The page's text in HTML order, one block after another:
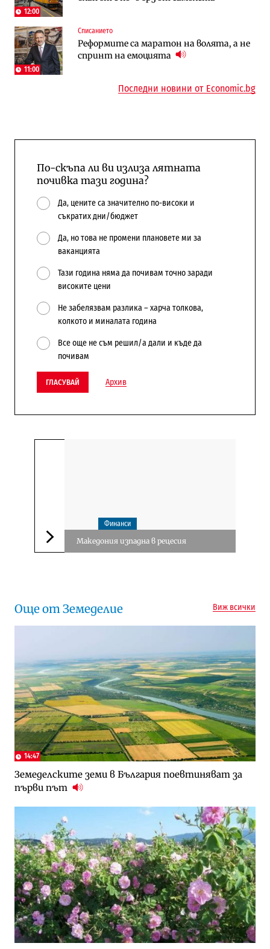
12:00
11:00
Списанието
Реформите са маратон на волята, а не
спринт на емоцията
Енергетика
Държавният ТЕЦ „Марица изток 2“
работи с 5 блока
Компании
„Ендуросат“ ще строи огромен
космически и отбранителен център в
Последни новини от Economic.bg
По-скъпа ли ви излиза лятната
почивка тази година?
Да, цените са значително по-високи и
съкратих дни/бюджет
Да, но това не промени плановете ми за
ваканцията
Тази година няма да почивам точно заради
високите цени
Не забелязвам разлика – харча толкова,
колкото и миналата година
Все още не съм решил/а дали и къде да
почивам
ГЛАСУВАЙ Архив
Следваща новина
Финанси
Македония изпадна в рецесия
Още от Земеделие Виж всички
14:47
Земеделските земи в България поевтиняват за
първи път